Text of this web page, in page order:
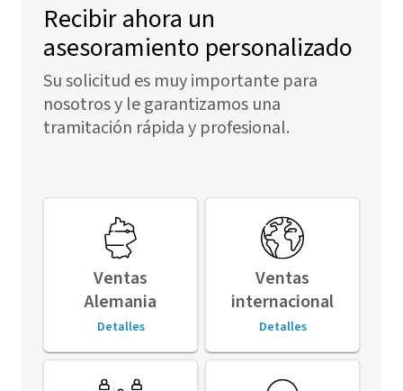
Recibir ahora un
asesoramiento personalizado
Su solicitud es muy importante para
nosotros y le garantizamos una
tramitación rápida y profesional.
Ventas
Alemania
Detalles
Ventas
internacional
Detalles